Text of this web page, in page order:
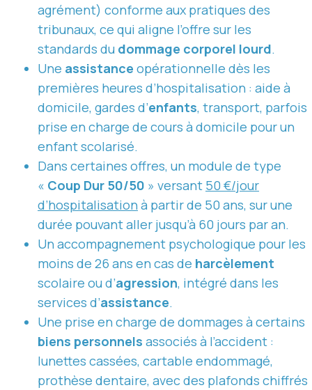
agrément) conforme aux pratiques des
tribunaux, ce qui aligne l’offre sur les
standards du dommage corporel lourd.
Une assistance opérationnelle dès les
premières heures d’hospitalisation : aide à
domicile, gardes d’enfants, transport, parfois
prise en charge de cours à domicile pour un
enfant scolarisé.
Dans certaines offres, un module de type
« Coup Dur 50/50 » versant 50 €/jour
d’hospitalisation à partir de 50 ans, sur une
durée pouvant aller jusqu’à 60 jours par an.
Un accompagnement psychologique pour les
moins de 26 ans en cas de harcèlement
scolaire ou d’agression, intégré dans les
services d’assistance.
Une prise en charge de dommages à certains
biens personnels associés à l’accident :
lunettes cassées, cartable endommagé,
prothèse dentaire, avec des plafonds chiffrés